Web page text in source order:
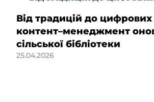
Від традицій до цифрових
контент–менеджмент
сільської бібліотеки
25.04.2026